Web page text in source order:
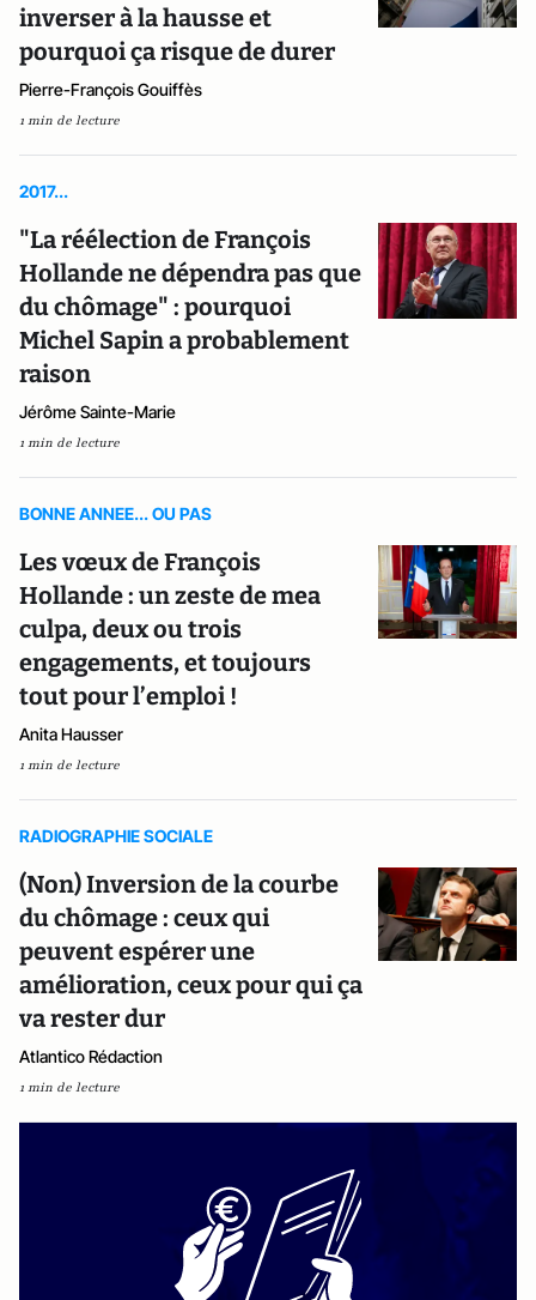
inverser à la hausse et
pourquoi ça risque de durer
Pierre-François Gouiffès
1 min de lecture
2017...
"La réélection de François
Hollande ne dépendra pas que
du chômage" : pourquoi
Michel Sapin a probablement
raison
Jérôme Sainte-Marie
1 min de lecture
BONNE ANNEE... OU PAS
Les vœux de François
Hollande : un zeste de mea
culpa, deux ou trois
engagements, et toujours
tout pour l’emploi !
Anita Hausser
1 min de lecture
RADIOGRAPHIE SOCIALE
(Non) Inversion de la courbe
du chômage : ceux qui
peuvent espérer une
amélioration, ceux pour qui ça
va rester dur
Atlantico Rédaction
1 min de lecture